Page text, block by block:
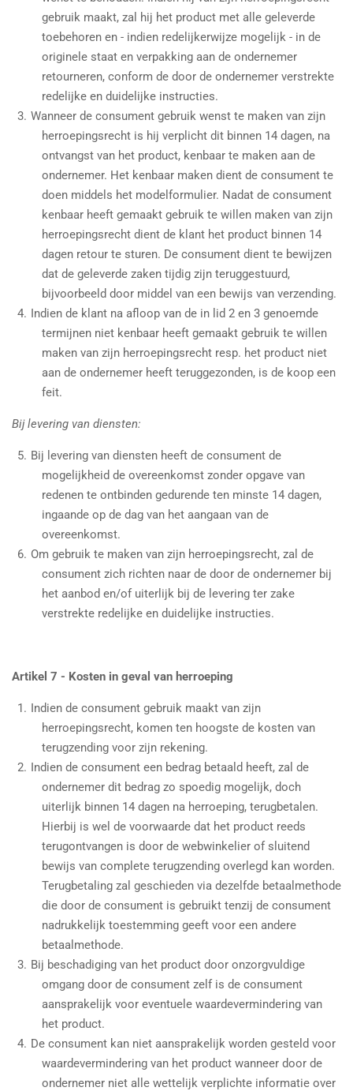
gebruik maakt, zal hij het product met alle geleverde
toebehoren en - indien redelijkerwijze mogelijk - in de
originele staat en verpakking aan de ondernemer
retourneren, conform de door de ondernemer verstrekte
redelijke en duidelijke instructies.
Wanneer de consument gebruik wenst te maken van zijn
herroepingsrecht is hij verplicht dit binnen 14 dagen, na
ontvangst van het product, kenbaar te maken aan de
ondernemer. Het kenbaar maken dient de consument te
doen middels het modelformulier. Nadat de consument
kenbaar heeft gemaakt gebruik te willen maken van zijn
herroepingsrecht dient de klant het product binnen 14
dagen retour te sturen. De consument dient te bewijzen
dat de geleverde zaken tijdig zijn teruggestuurd,
bijvoorbeeld door middel van een bewijs van verzending.
Indien de klant na afloop van de in lid 2 en 3 genoemde
termijnen niet kenbaar heeft gemaakt gebruik te willen
maken van zijn herroepingsrecht resp. het product niet
aan de ondernemer heeft teruggezonden, is de koop een
feit.
Bij levering van diensten:
Bij levering van diensten heeft de consument de
mogelijkheid de overeenkomst zonder opgave van
redenen te ontbinden gedurende ten minste 14 dagen,
ingaande op de dag van het aangaan van de
overeenkomst.
Om gebruik te maken van zijn herroepingsrecht, zal de
consument zich richten naar de door de ondernemer bij
het aanbod en/of uiterlijk bij de levering ter zake
verstrekte redelijke en duidelijke instructies.
Artikel 7 - Kosten in geval van herroeping
Indien de consument gebruik maakt van zijn
herroepingsrecht, komen ten hoogste de kosten van
terugzending voor zijn rekening.
Indien de consument een bedrag betaald heeft, zal de
ondernemer dit bedrag zo spoedig mogelijk, doch
uiterlijk binnen 14 dagen na herroeping, terugbetalen.
Hierbij is wel de voorwaarde dat het product reeds
terugontvangen is door de webwinkelier of sluitend
bewijs van complete terugzending overlegd kan worden.
Terugbetaling zal geschieden via dezelfde betaalmethode
die door de consument is gebruikt tenzij de consument
nadrukkelijk toestemming geeft voor een andere
betaalmethode.
Bij beschadiging van het product door onzorgvuldige
omgang door de consument zelf is de consument
aansprakelijk voor eventuele waardevermindering van
het product.
De consument kan niet aansprakelijk worden gesteld voor
waardevermindering van het product wanneer door de
ondernemer niet alle wettelijk verplichte informatie over